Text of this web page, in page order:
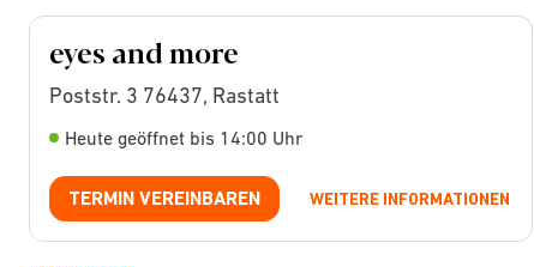
eyes and more
Poststr. 3 76437, Rastatt
Heute geöffnet bis 14:00 Uhr
TERMIN VEREINBAREN WEITERE INFORMATIONEN